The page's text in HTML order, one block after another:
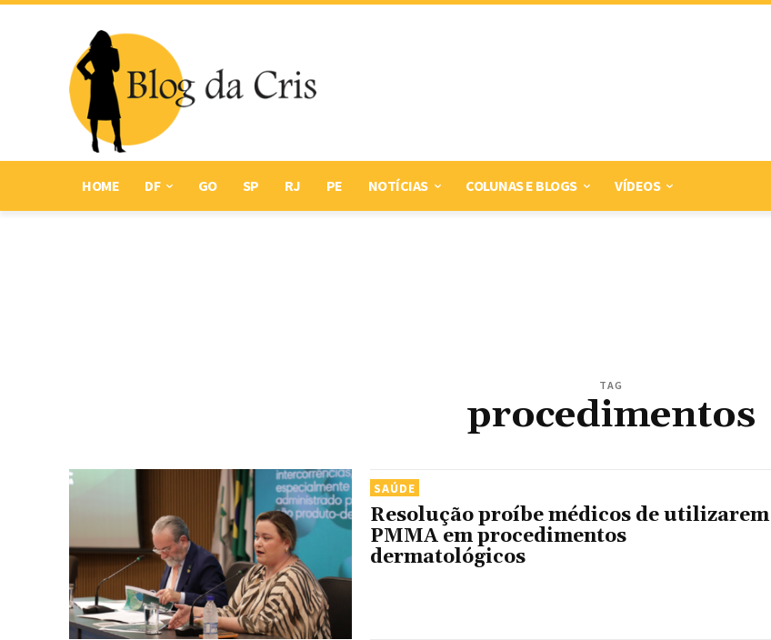
HOME DF GO SP RJ PE NOTÍCIAS COLUNAS E BLOGS VÍDEOS
TAG
procedimentos
SAÚDE
Resolução proíbe médicos de utilizarem
PMMA em procedimentos
dermatológicos